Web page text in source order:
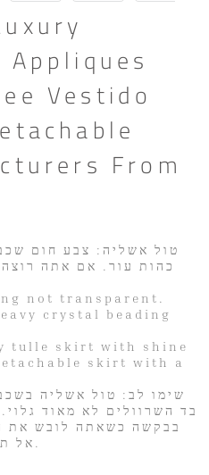
Appliques
Vestido
From
כהות עור. אם אתה
not transparent.
crystal beading
tulle skirt with shine
skirt with a
בד השרוולים לא מאוד
בבקשה כשאתה לובש את